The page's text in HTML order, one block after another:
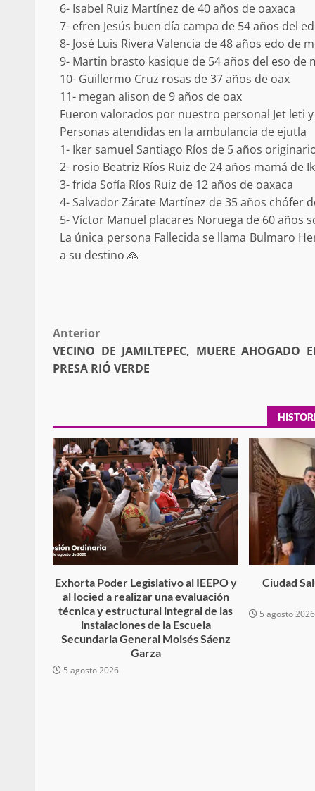
6- Isabel Ruiz Martínez de 40 años de oaxaca
7- efren Jesús buen día campa de 54 años del
8- José Luis Rivera Valencia de 48 años edo de
9- Martin brasto kasique de 54 años del eso de
10- Guillermo Cruz rosas de 37 años de oax
11- megan alison de 9 años de oax
Fueron valorados por nuestro personal Jet leti
Personas atendidas en la ambulancia de ejutla
1- Iker samuel Santiago Ríos de 5 años
2- rosio Beatriz Ríos Ruiz de 24 años mamá de
3- frida Sofía Ríos Ruiz de 12 años de oaxaca
4- Salvador Zárate Martínez de 35 años chófer
5- Víctor Manuel placares Noruega de 60 años
La única persona Fallecida se llama Bulmaro
a su destino 🙏
Post
navigation
Anterior
VECINO DE JAMILTEPEC, MUERE AHOGADO
PRESA RIÓ VERDE
Exhorta Poder Legislativo al IEEPO y
al Iocied a realizar una evaluación
técnica y estructural integral de las
instalaciones de la Escuela
Secundaria General Moisés Sáenz
Garza
5 agosto 2026
Ciudad
5 agosto 2026
Se normaliza la circulación
altura del puente Templadera,
Tapanatepec
22 octubre 2024
admin 16 julio 2026
Despliega Gabinete
operativos aéreos en
para reforzar la
búsqueda de persona
17 septiembre 2025